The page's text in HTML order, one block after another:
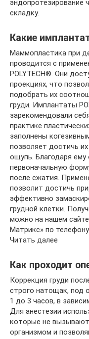
эндопротезирование
складку.
Какие
Маммопластика при
проводится с
POLYTECH®. Они
проекциях, что
подобрать их
груди. Имплантаты
зарекомендовали
практике
заполнены
позволяет достичь
ощупь. Благодаря
первоначальную
после сжатия.
позволит достичь
эффективно
грудной клетки.
можно на нашем
Матрикс» по
Читать далее
Как проходит
Коррекция груди
строго натощак, под
1 до 3 часов, в
Для анестезии
которые не вызывают
организмом и